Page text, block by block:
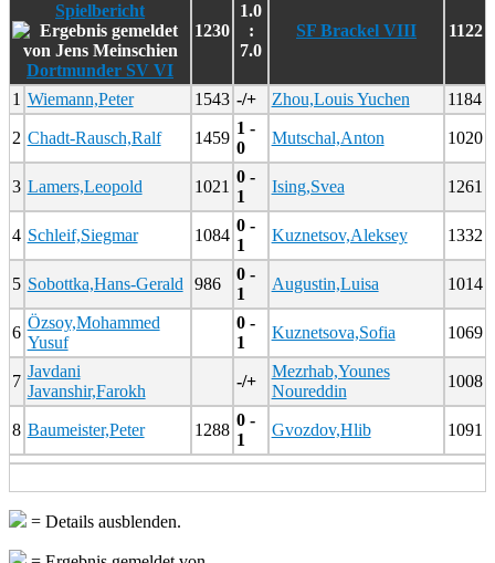
Dortmunder SV VI
1230
1.0
:
7.0
SF Brackel VIII 1122
1 Wiemann,Peter 1543 -/+ Zhou,Louis Yuchen 1184
2 Chadt-Rausch,Ralf 1459
1 -
0
Mutschal,Anton 1020
3 Lamers,Leopold 1021
0 -
1
Ising,Svea 1261
4 Schleif,Siegmar 1084
0 -
1
Kuznetsov,Aleksey 1332
5 Sobottka,Hans-Gerald 986
0 -
1
Augustin,Luisa 1014
6
Özsoy,Mohammed
Yusuf
0 -
1
Kuznetsova,Sofia 1069
7
Javdani
Javanshir,Farokh
-/+
Mezrhab,Younes
Noureddin
1008
8 Baumeister,Peter 1288
0 -
1
Gvozdov,Hlib 1091
= Details ausblenden.